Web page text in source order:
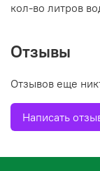
кол-во литров
Отзывы
Отзывов еще
Написать